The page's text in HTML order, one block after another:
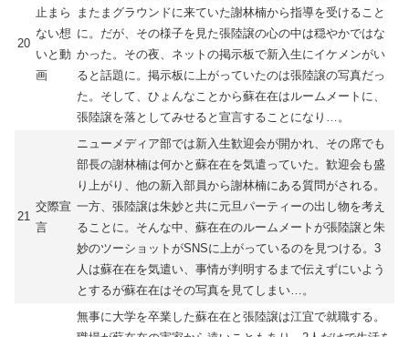
20
止まら
ない想
いと動
画
またまグラウンドに来ていた謝林楠から指導を受けること
に。だが、その様子を見た張陸譲の心の中は穏やかではな
かった。その夜、ネットの掲示板で新入生にイケメンがい
ると話題に。掲示板に上がっていたのは張陸譲の写真だっ
た。そして、ひょんなことから蘇在在はルームメートに、
張陸譲を落としてみせると宣言することになり…。
21
交際宣
言
ニューメディア部では新入生歓迎会が開かれ、その席でも
部長の謝林楠は何かと蘇在在を気遣っていた。歓迎会も盛
り上がり、他の新入部員から謝林楠にある質問がされる。
一方、張陸譲は朱妙と共に元旦パーティーの出し物を考え
ることに。そんな中、蘇在在のルームメートが張陸譲と朱
妙のツーショットがSNSに上がっているのを見つける。3
人は蘇在在を気遣い、事情が判明するまで伝えずにいよう
とするが蘇在在はその写真を見てしまい…。
無事に大学を卒業した蘇在在と張陸譲は江宜で就職する。